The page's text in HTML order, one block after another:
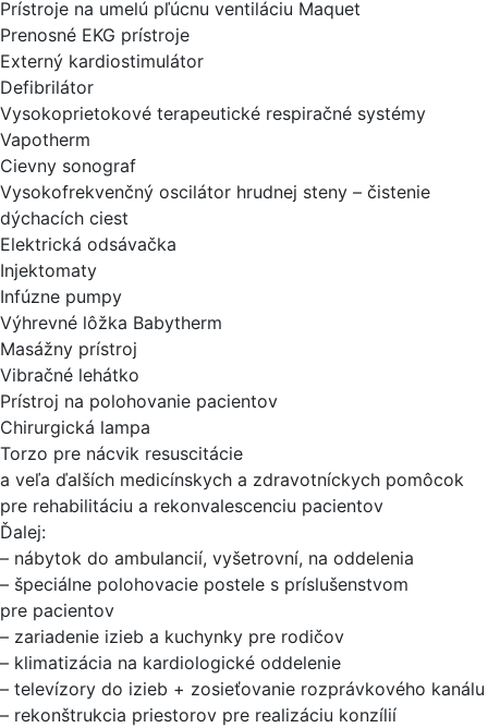
Prístroje na umelú pľúcnu ventiláciu Maquet
Prenosné EKG prístroje
Externý kardiostimulátor
Defibrilátor
Vysokoprietokové terapeutické respiračné systémy
Vapotherm
Cievny sonograf
Vysokofrekvenčný oscilátor hrudnej steny – čistenie
dýchacích ciest
Elektrická odsávačka
Injektomaty
Infúzne pumpy
Výhrevné lôžka Babytherm
Masážny prístroj
Vibračné lehátko
Prístroj na polohovanie pacientov
Chirurgická lampa
Torzo pre nácvik resuscitácie
a veľa ďalších medicínskych a zdravotníckych pomôcok
pre rehabilitáciu a rekonvalescenciu pacientov
Ďalej:
– nábytok do ambulancií, vyšetrovní, na oddelenia
– špeciálne polohovacie postele s príslušenstvom
pre pacientov
– zariadenie izieb a kuchynky pre rodičov
– klimatizácia na kardiologické oddelenie
– televízory do izieb + zosieťovanie rozprávkového kanálu
– rekonštrukcia priestorov pre realizáciu konzílií